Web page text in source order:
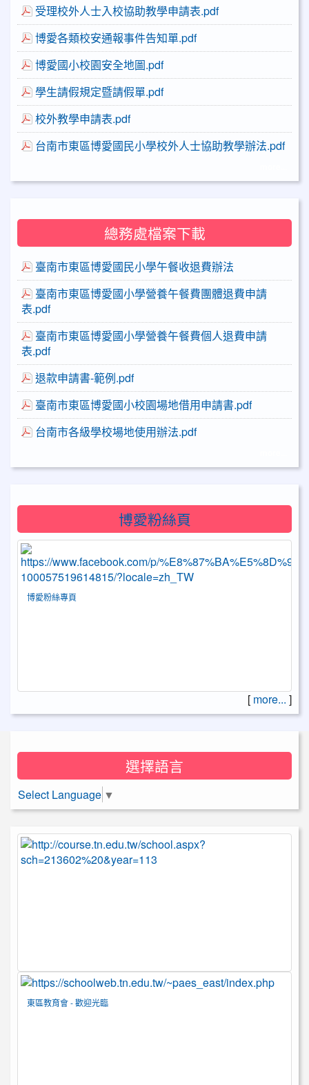
受理校外人士入校協助教學申請表.pdf
博愛各類校安通報事件告知單.pdf
博愛國小校園安全地圖.pdf
學生請假規定暨請假單.pdf
校外教學申請表.pdf
台南市東區博愛國民小學校外人士協助教學辦法.pdf
總務處檔案下載
臺南市東區博愛國民小學午餐收退費辦法
臺南市東區博愛國小學營養午餐費團體退費申請
表.pdf
臺南市東區博愛國小學營養午餐費個人退費申請
表.pdf
退款申請書-範例.pdf
臺南市東區博愛國小校園場地借用申請書.pdf
台南市各級學校場地使用辦法.pdf
博愛粉絲頁
博愛粉絲專頁
[ more... ]
選擇語言
Select Language ▼
東區教育會 - 歡迎光臨